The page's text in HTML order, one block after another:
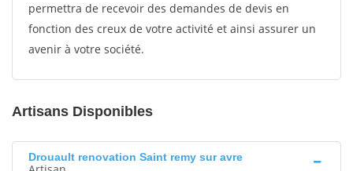
permettra de recevoir des demandes de devis en
fonction des creux de votre activité et ainsi assurer un
avenir à votre société.
Artisans Disponibles
Drouault renovation Saint remy sur avre